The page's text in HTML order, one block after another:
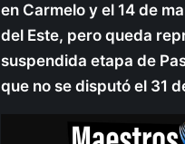
en Carmelo y el 14 de
del Este, pero queda
suspendida etapa de
que no se disputó el 31